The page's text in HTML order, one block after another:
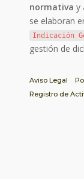
normativa y
se elaboran
Indicación
gestión de
Aviso Legal
Registro de